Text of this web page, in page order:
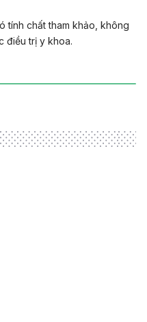
tính chất tham khảo, không
điều trị y khoa.